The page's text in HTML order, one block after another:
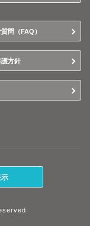
問（FAQ）
方針